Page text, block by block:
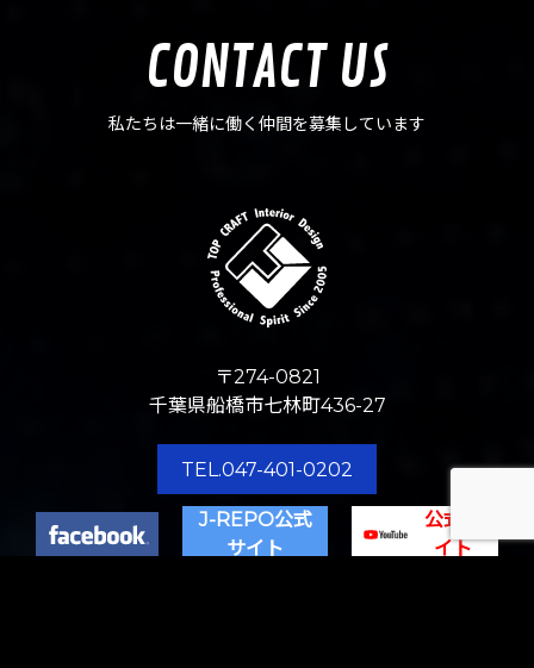
CONTACT US
私たちは一緒に働く仲間を募集しています
〒274-0821
千葉県船橋市七林町436-27
TEL.047-401-0202
J-REPO公式
サイト
公式サ
イト